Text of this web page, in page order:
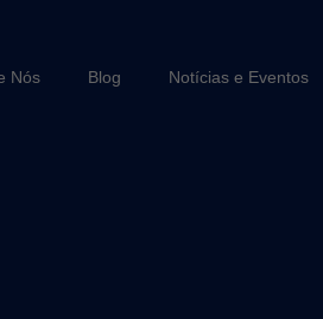
Nós Blog Notícias e Eventos